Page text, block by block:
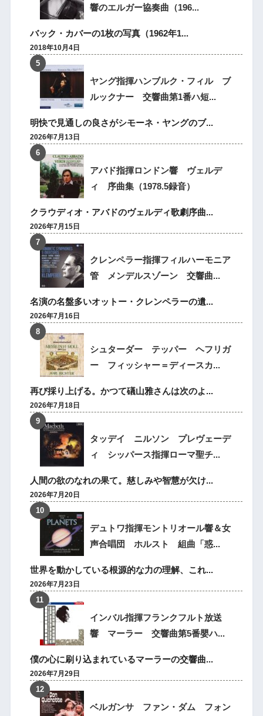
響のエルガー協奏曲（196...
バック・カバーの1枚の写真（1962年1...
2018年10月4日
ヤング指揮ハンブルク・フィル ブ
ルックナー 交響曲第1番ハ短...
明快で見通しの良さがシモーネ・ヤングのブ...
2026年7月13日
アバド指揮ロンドン響 ヴェルデ
ィ 序曲集（1978.5録音）
クラウディオ・アバドのヴェルディ歌劇序曲...
2026年7月15日
クレンペラー指揮フィルハーモニア
管 メンデルスゾーン 交響曲...
名演の名盤多いオットー・クレンペラーの遺...
2026年7月16日
シュターダー テッパー ヘフリガ
ー フィッシャー＝ディースカ...
再び採り上げる。かつて礒山雅さんは次のよ...
2026年7月18日
タッデイ ニルソン プレヴェーデ
ィ シッパース指揮ローマ聖チ...
人間の欲のなれの果て。慈しみや智慧が欠け...
2026年7月20日
デュトワ指揮モントリオール響＆女
声合唱団 ホルスト 組曲「惑...
世界を動かしている根源的な力の理解、これ...
2026年7月23日
インバル指揮フランクフルト放送
響 マーラー 交響曲第5番嬰ハ...
僕の心に刷り込まれているマーラーの交響曲...
2026年7月29日
ベルガンサ ファン・ダム フォン